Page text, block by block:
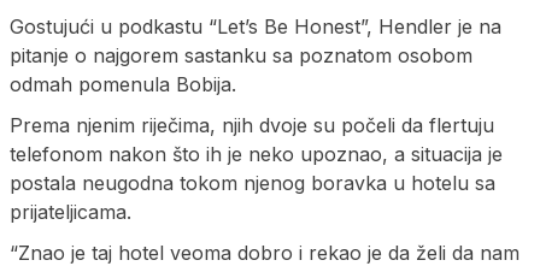
Gostujući u podkastu “Let’s Be Honest”, Hendler je na
pitanje o najgorem sastanku sa poznatom osobom
odmah pomenula Bobija.
Prema njenim riječima, njih dvoje su počeli da flertuju
telefonom nakon što ih je neko upoznao, a situacija je
postala neugodna tokom njenog boravka u hotelu sa
prijateljicama.
“Znao je taj hotel veoma dobro i rekao je da želi da nam